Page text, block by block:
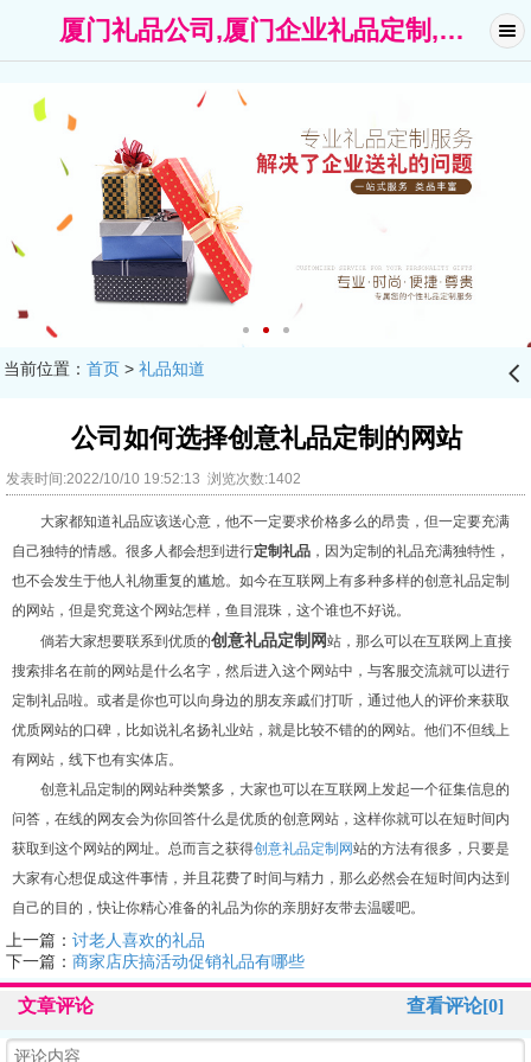
厦门礼品公司,厦门企业礼品定制,广告礼品-厦门礼名扬礼品公司
当前位置： 首页> 礼品知道 󰊒
公司如何选择创意礼品定制的网站
发表时间:2022/10/10 19:52:13 浏览次数:1402
大家都知道礼品应该送心意，他不一定要求价格多么的昂贵，但一定要充满
自己独特的情感。很多人都会想到进行定制礼品 ，因为定制的礼品充满独特性，
也不会发生于他人礼物重复的尴尬。如今在互联网上有多种多样的创意礼品定制
的网站，但是究竟这个网站怎样，鱼目混珠，这个谁也不好说。
倘若大家想要联系到优质的创意礼品定制网站，那么可以在互联网上直接
搜索排名在前的网站是什么名字，然后进入这个网站中，与客服交流就可以进行
定制礼品啦。或者是你也可以向身边的朋友亲戚们打听，通过他人的评价来获取
优质网站的口碑，比如说礼名扬礼业站，就是比较不错的的网站。他们不但线上
有网站，线下也有实体店。
创意礼品定制的网站种类繁多，大家也可以在互联网上发起一个征集信息的
问答，在线的网友会为你回答什么是优质的创意网站，这样你就可以在短时间内
获取到这个网站的网址。总而言之获得创意礼品定制网站的方法有很多，只要是
大家有心想促成这件事情，并且花费了时间与精力，那么必然会在短时间内达到
自己的目的，快让你精心准备的礼品为你的亲朋好友带去温暖吧。
上一篇： 讨老人喜欢的礼品
下一篇： 商家店庆搞活动促销礼品有哪些
查看评论[0]
文章评论